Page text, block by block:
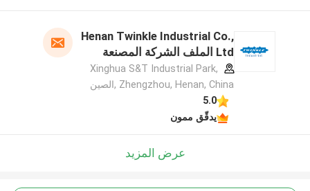
Henan Twinkle Industrial Co.,
Ltd الملف الشركة المصنعة
Xinghua S&T Industrial Park,
Zhengzhou, Henan, China ,الصين
5.0
يدقّق ممون
عرض المزيد